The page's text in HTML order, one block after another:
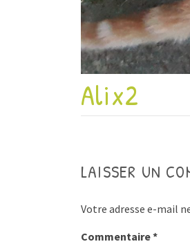
Alix2
LAISSER UN
Votre adresse e-mail
Commentaire*